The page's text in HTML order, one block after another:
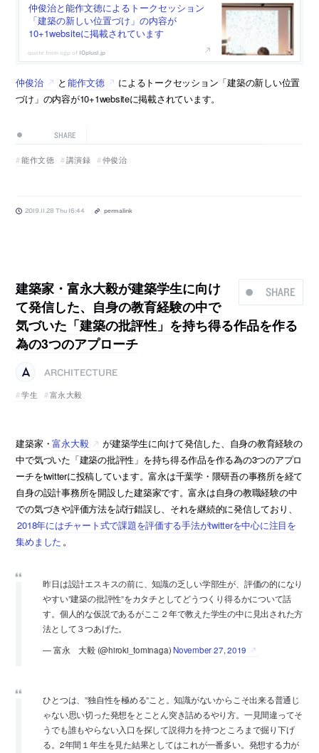
仲俊治と能作文徳によるトークセッション
「建築の新しい位置づけ」の内容が
10+1websiteに掲載されています
10plus1.jp
仲俊治 と 能作文徳
によるトークセッション「建築の新しい位置
づけ」の内容が10+1websiteに掲載されています。
SHARE
能作文徳 講演録 仲俊治
2019.11.28 Thu 16:44 permalink
SHARE
建築家・富永大毅が建築学生に向け
て発信した、自身の教育経験の中で
気づいた「建築の批評性」を持ち得る作品を作る
為の3つのアプローチ
ARCHITECTURE
学生
富永大毅
建築家・富永大毅
が建築学生に向けて発信した、自身の教育経験の
中で気づいた「建築の批評性」を持ち得る作品を作る為の3つのアプロ
ーチをtwitterに投稿しています。富永は千葉学・隈研吾の事務所を経て
自身の設計事務所を開設した建築家です。富永は自身の教職経験の中
での気づきや評価方法を試行錯誤し、それを継続的に発信しており、
2018年にはチャート式で課題を評価する手法がtwitterを中心に注目を
集めました 。
昨日は設計エスキスの前に、知識の乏しい学部生が、評価の的になり
やすい”建築の批評性”をカタチとしてどうつくり得るかについて話
す。個人的な仮説であるがここ２年で教えた学生の中に見出された方
法として３つあげた。
— 富永 大毅 (@hiroki_tominaga)November 27, 2019
ひとつは、”独自性を極める”こと。知識がないからこそ出来る普通じ
ゃない思い切った発想をとことん突き詰めるやり方。一見間違ってそ
うでも誰もやらない入口を探して説得力を持つところまで掘り下げ
る。2年間１年生を見た結果としてはこれが一番多い。発想する力が